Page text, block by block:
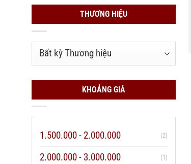
THƯƠNG HIỆU
KHOẢNG GIÁ
1.500.000 - 2.000.000 (2)
2.000.000 - 3.000.000 (1)